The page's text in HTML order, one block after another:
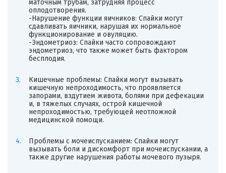
маточным трубам, затрудняя процесс
оплодотворения.
-Нарушение функции яичников: Спайки могут
сдавливать яичники, нарушая их нормальное
функционирование и овуляцию.
-Эндометриоз: Спайки часто сопровождают
эндометриоз, что также может быть фактором
бесплодия.
Кишечные проблемы: Спайки могут вызывать
кишечную непроходимость, что проявляется
запорами, вздутием живота, болями при дефекации
и, в тяжелых случаях, острой кишечной
непроходимостью, требующей неотложной
медицинской помощи.
Проблемы с мочеиспусканием: Спайки могут
вызывать боли и дискомфорт при мочеиспускании, а
также другие нарушения работы мочевого пузыря.